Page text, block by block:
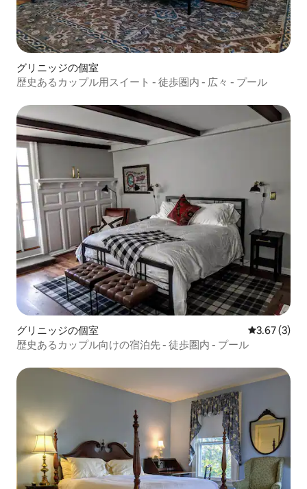
グリニッジの個室
歴史あるカップル用スイート - 徒歩圏内 - 広々 - プール
グリニッジの個室 レビュー3
3.67 (3)
歴史あるカップル向けの宿泊先 - 徒歩圏内 - プール